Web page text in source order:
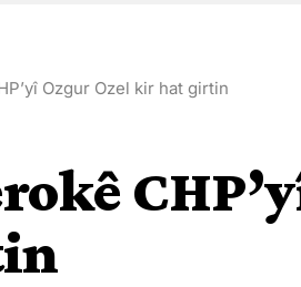
Ozgur Ozel kir hat girtin